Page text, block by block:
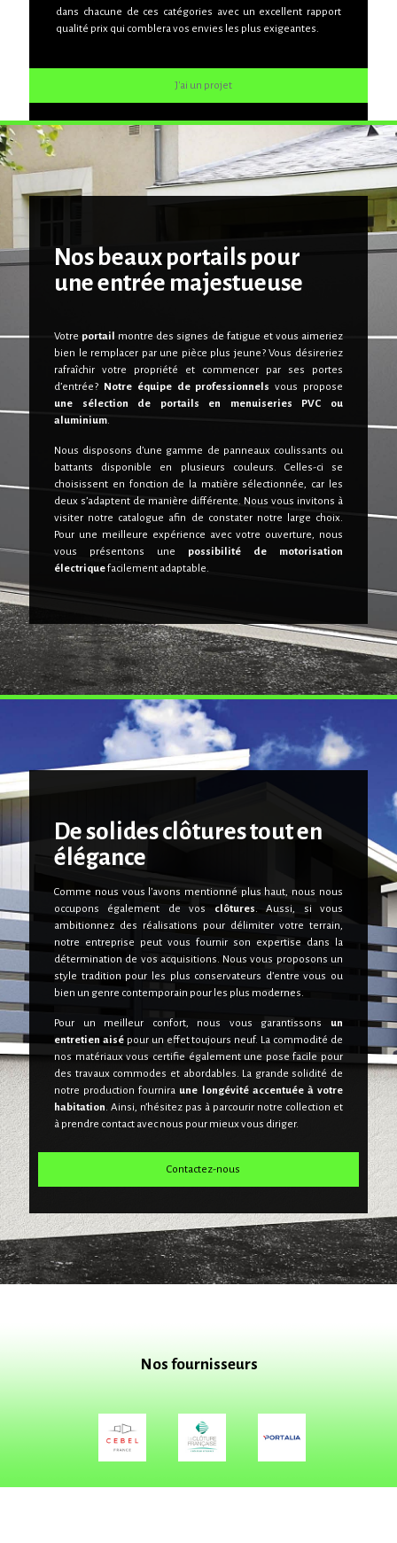
prix qui comblera vos envies les plus exigeantes.
J'ai un projet
dans chacune de ces catégories avec un excellent rapport
qualité prix qui comblera vos envies les plus exigeantes.
J'ai un projet
Nos beaux portails pour
uneentrée majestueuse
Votre portail
montre des signes de fatigue et vous aimeriez
bien le remplacer par une pièce plus jeune ? Vous désireriez
rafraîchir votre propriété et commencer par ses portes
d’entrée ?
Notre équipe de professionnels vous propose
une sélection de portails en menuiseries PVC ou
aluminium.
Nous disposons d’une gamme de panneaux coulissants ou
battants disponible en plusieurs couleurs. Celles-ci se
choisissent en fonction de la matière sélectionnée, car les
deux s’adaptent de manière différente. Nous vous invitons à
visiter notre catalogue afin de constater notre large choix.
Pour une meilleure expérience avec votre ouverture, nous
vous présentons une possibilité de motorisation
électriquefacilement adaptable.
De solides clôturestout en
élégance
Comme nous vous l’avons mentionné plus haut, nous nous
occupons également de vos clôtures. Aussi, si vous
ambitionnez des réalisations pour délimiter votre terrain,
notre entreprise peut vous fournir son expertise dans la
détermination de vos acquisitions. Nous vous proposons un
style tradition pour les plus conservateurs d’entre vous ou
bien un genre contemporain pour les plus modernes.
Pour un meilleur confort, nous vous garantissons un
entretien aisépour un effet toujours neuf. La commodité de
nos matériaux vous certifie également une pose facile pour
des travaux commodes et abordables. La grande solidité de
notre production fournira une longévité accentuée à votre
habitation. Ainsi, n’hésitez pas à parcourir notre collection et
à prendre contact avec nous pour mieux vous diriger.
Contactez-nous
Nos fournisseurs